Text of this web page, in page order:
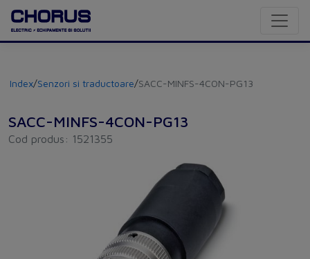
Index/Senzori si traductoare/SACC-MINFS-4CON-PG13
SACC-MINFS-4CON-PG13
Cod produs: 1521355